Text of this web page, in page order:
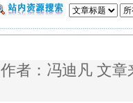
作者： 冯迪凡 文章